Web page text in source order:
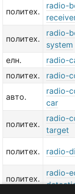
политех.
radio-
политех.
radio-
system
елн.
radio-
политех.
radio-
авто.
radio-
car
политех.
radio-
target
политех. radio-
политех.
radio-